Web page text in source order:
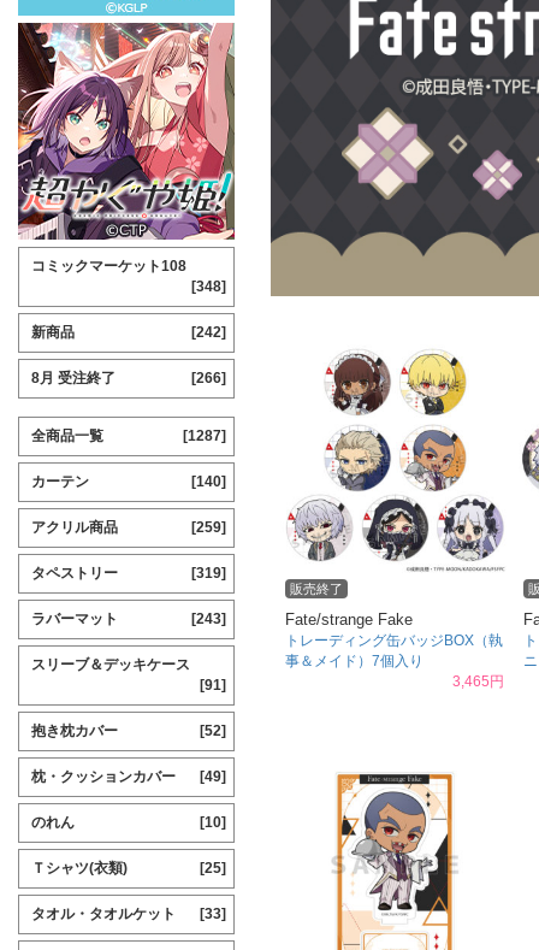
販売終了
Fate/strange Fake
トレーディング缶バッジBOX（執
事＆メイド）7個入り
3,465円
コミックマーケット108
[348]
新商品 [242]
8月 受注終了 [266]
全商品一覧 [1287]
カーテン [140]
アクリル商品 [259]
タペストリー [319]
ラバーマット [243]
スリーブ＆デッキケース
[91]
抱き枕カバー [52]
枕・クッションカバー [49]
のれん [10]
Ｔシャツ(衣類) [25]
タオル・タオルケット [33]